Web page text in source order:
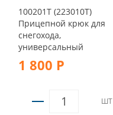
100201T (223010T)
Прицепной крюк для
снегохода,
универсальный
1 800 Р
ШТ